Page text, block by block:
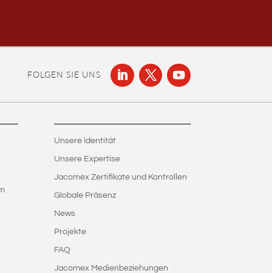
FOLGEN SIE UNS
Unsere Identität
Unsere Expertise
Jacomex Zertifikate und Kontrollen
Globale Präsenz
News
Projekte
FAQ
Jacomex Medienbeziehungen